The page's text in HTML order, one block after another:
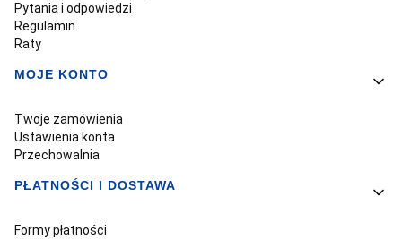
Pytania i odpowiedzi
Regulamin
Raty
MOJE KONTO
Twoje zamówienia
Ustawienia konta
Przechowalnia
PŁATNOŚCI I DOSTAWA
Formy płatności